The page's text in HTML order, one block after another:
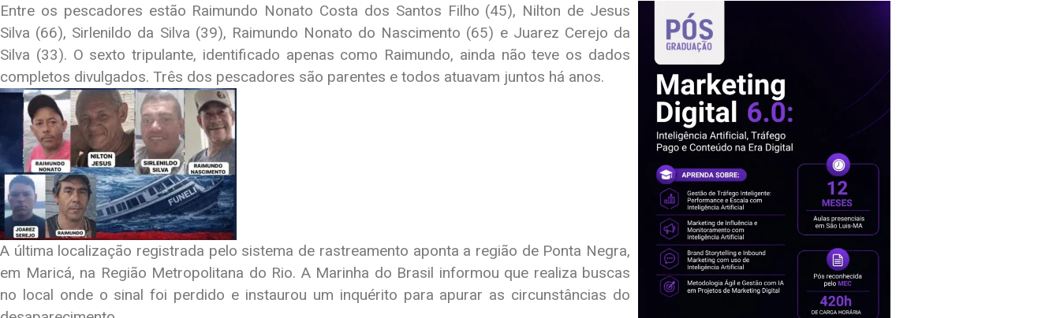
Entre os pescadores estão Raimundo Nonato Costa dos Santos Filho (45), Nilton de Jesus
Silva (66), Sirlenildo da Silva (39), Raimundo Nonato do Nascimento (65) e Juarez Cerejo da
Silva (33). O sexto tripulante, identificado apenas como Raimundo, ainda não teve os dados
completos divulgados. Três dos pescadores são parentes e todos atuavam juntos há anos.
A última localização registrada pelo sistema de rastreamento aponta a região de Ponta Negra,
em Maricá, na Região Metropolitana do Rio. A Marinha do Brasil informou que realiza buscas
no local onde o sinal foi perdido e instaurou um inquérito para apurar as circunstâncias do